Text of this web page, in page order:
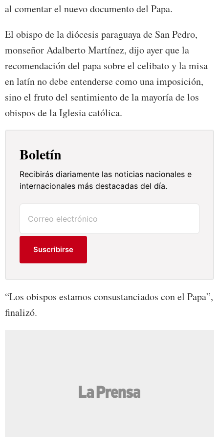
al comentar el nuevo documento del Papa.
El obispo de la diócesis paraguaya de San Pedro,
monseñor Adalberto Martínez, dijo ayer que la
recomendación del papa sobre el celibato y la misa
en latín no debe entenderse como una imposición,
sino el fruto del sentimiento de la mayoría de los
obispos de la Iglesia católica.
Boletín
Recibirás diariamente las noticias nacionales e
internacionales más destacadas del día.
Suscribirse
“Los obispos estamos consustanciados con el Papa”,
finalizó.